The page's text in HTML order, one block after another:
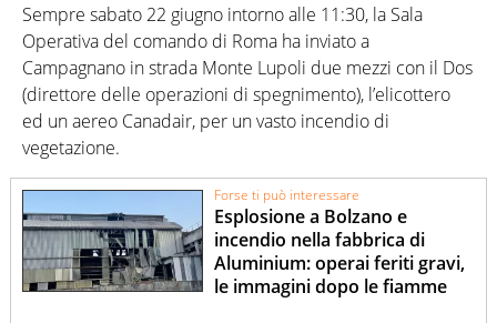
Sempre sabato 22 giugno intorno alle 11:30, la Sala
Operativa del comando di Roma ha inviato a
Campagnano in strada Monte Lupoli due mezzi con il Dos
(direttore delle operazioni di spegnimento), l’elicottero
ed un aereo Canadair, per un vasto incendio di
vegetazione.
Forse ti può interessare
Esplosione a Bolzano e
incendio nella fabbrica di
Aluminium: operai feriti gravi,
le immagini dopo le fiamme